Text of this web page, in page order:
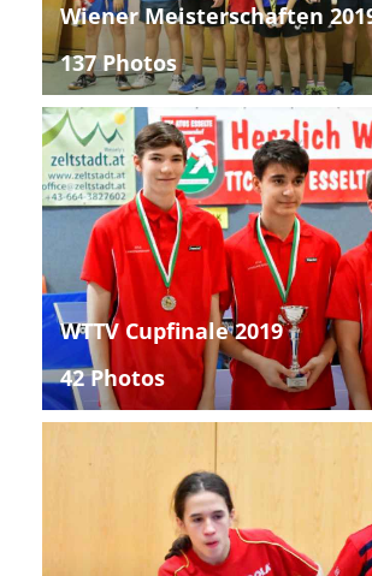
Wiener Meisterschaften
137 Photos
WTTV Cupfinale 2019
42 Photos